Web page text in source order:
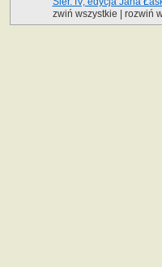
zwiń wszystkie
rozwiń